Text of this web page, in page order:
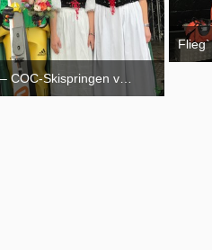
COC-Skispringen vom 10.02.-
26.